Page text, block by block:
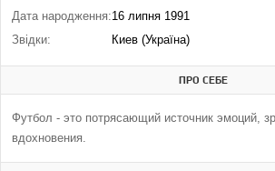
Дата народження:16 липня 1991
Звідки:
Киев (Україна)
ПРО СЕБЕ
Футбол - это потрясающий источник эмоций,
вдохновения.